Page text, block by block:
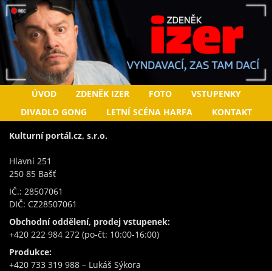
ÚVOD ZDENĚK IZER FOTO
VSTUPENKY
DIVADLO GONG
LETNÍ SCÉNA HARFA KONTAKT
Kulturní portál.cz, s.r.o.
Hlavní 251
250 85 Bašť
IČ.: 28507061
DIČ: CZ28507061
Obchodní oddělení, prodej vstupenek:
+420 222 984 272 (po-čt: 10:00-16:00)
Produkce:
+420 733 319 988 – Lukáš Sýkora